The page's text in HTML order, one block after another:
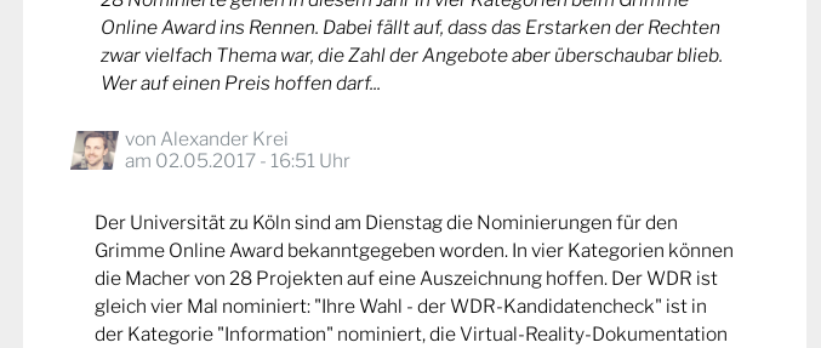
Online Award ins Rennen. Dabei fällt auf, dass das Erstarken der Rechten
zwar vielfach Thema war, die Zahl der Angebote aber überschaubar blieb.
Wer auf einen Preis hoffen darf...
von Alexander Krei
am 02.05.2017 - 16:51 Uhr
Der Universität zu Köln sind am Dienstag die Nominierungen für den
Grimme Online Award bekanntgegeben worden. In vier Kategorien können
die Macher von 28 Projekten auf eine Auszeichnung hoffen. Der WDR ist
gleich vier Mal nominiert: "Ihre Wahl - der WDR-Kandidatencheck" ist in
der Kategorie "Information" nominiert, die Virtual-Reality-Dokumentation